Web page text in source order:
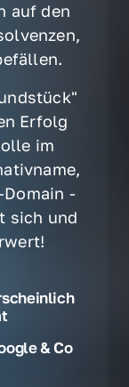
auf den
Erfolg
im
-
sich und
& Co